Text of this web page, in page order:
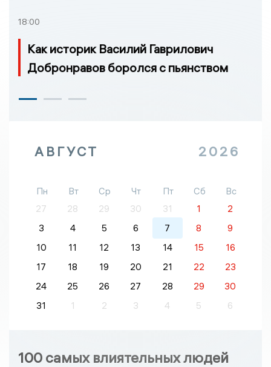
18:00
Как историк Василий Гаврилович
Добронравов боролся с пьянством
АВГУСТ 2026
Пн Вт Ср Чт Пт Сб
Вс
27
28 29 30 31 1
2
3
4 5 6 7 8
9
10
11 12 13 14 15
16
17
18 19 20 21 22
23
24
25 26 27 28 29
30
31
1 2 3 4 5 6
100 самых влиятельных людей